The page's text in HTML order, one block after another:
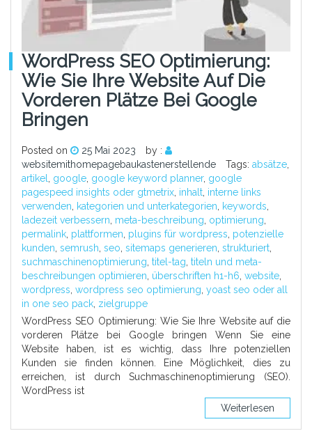
WordPress SEO Optimierung:
Wie Sie Ihre Website Auf Die
Vorderen Plätze Bei Google
Bringen
Posted on 25 Mai 2023
by :
websitemithomepagebaukastenerstellende
Tags: absätze
artikel
google google keyword planner, google
pagespeed insights oder gtmetrix inhalt interne links
verwenden
kategorien und unterkategorien keywords
ladezeit verbessern meta-beschreibung optimierung
permalink plattformen plugins für wordpress potenzielle
kunden semrush seo sitemaps generieren strukturiert
suchmaschinenoptimierung titel-tag titeln und meta-
beschreibungen optimieren überschriften h1-h6 website
wordpress wordpress seo optimierung yoast seo oder all
in one seo pack zielgruppe
WordPress SEO Optimierung: Wie Sie Ihre Website auf die
vorderen Plätze bei Google bringen Wenn Sie eine
Website haben, ist es wichtig, dass Ihre potenziellen
Kunden sie finden können. Eine Möglichkeit, dies zu
erreichen, ist durch Suchmaschinenoptimierung (SEO).
WordPress ist
Weiterlesen